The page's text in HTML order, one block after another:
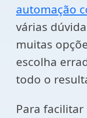
automação
várias
muitas
escolha
todo o
Para